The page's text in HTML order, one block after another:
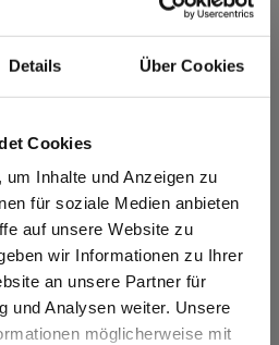
Details Über Cookies
Cookies
Inhalte und Anzeigen zu
für soziale Medien anbieten
auf unsere Website zu
wir Informationen zu Ihrer
an unsere Partner für
und Analysen weiter. Unsere
möglicherweise mit
Festivals